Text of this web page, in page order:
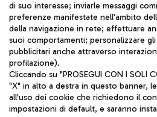
TRAVEL
ITA
di suo interesse; inviarle messaggi
preferenze manifestate nell'ambito
della navigazione in rete; effettuare
suoi comportamenti; personalizzare
pubblicitari anche attraverso
profilazione).
Cliccando su "PROSEGUI CON I SOLI
"X" in alto a destra in questo banner,
all'uso dei cookie che richiedono il
impostazioni di default, e saranno